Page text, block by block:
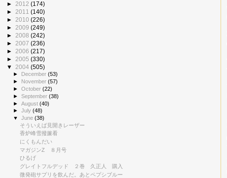
► 2012 (174)
► 2011 (140)
► 2010 (226)
► 2009 (249)
► 2008 (242)
► 2007 (236)
► 2006 (217)
► 2005 (330)
▼ 2004 (505)
► December(53)
► November(57)
►October(22)
►September(38)
►August(40)
►July(48)
▼June(38)
そういえば見開きレーザー
香炉峰雪撥簾看
にくもんだい
マガジンZ ８月号
ひるげ
グレイトフルデッド ２巻 久正人 購入
微発砲サプリを飲んだ。あとペプシブルー